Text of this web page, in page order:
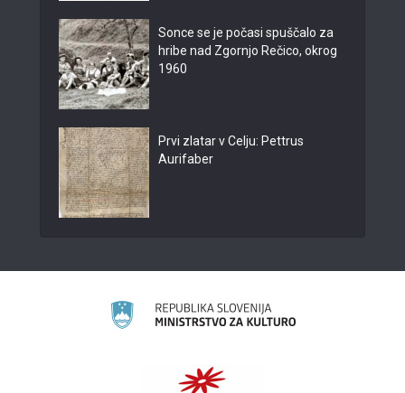
Sonce se je počasi spuščalo za
hribe nad Zgornjo Rečico, okrog
1960
Prvi zlatar v Celju: Pettrus
Aurifaber